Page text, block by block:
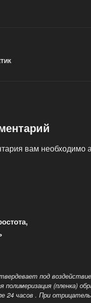
вам необходимо
под
полимеризация (пленка)
24 часов . При